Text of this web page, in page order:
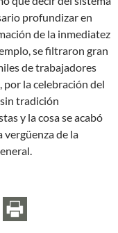
profundizar en
de la inmediatez
se filtraron gran
de trabajadores
la celebración del
tradición
y la cosa se acabó
vergüenza de la
de Fonsi Loaiza